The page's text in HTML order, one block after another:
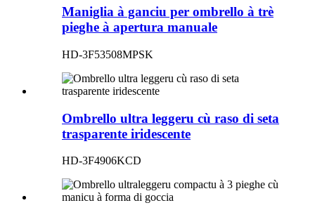
Maniglia à ganciu per ombrello à trè
pieghe à apertura manuale
HD-3F53508MPSK
Ombrello ultra leggeru cù raso di seta
trasparente iridescente
HD-3F4906KCD